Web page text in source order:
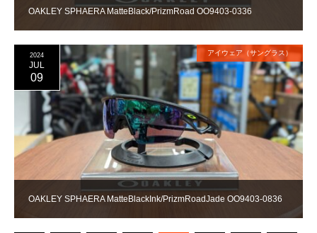
OAKLEY SPHAERA MatteBlack/PrizmRoad OO9403-0336
OAKLEY SPHAERA MatteBlackInk/PrizmRoadJade OO9403-0836
2024
JUL
09
アイウェア（サングラス）